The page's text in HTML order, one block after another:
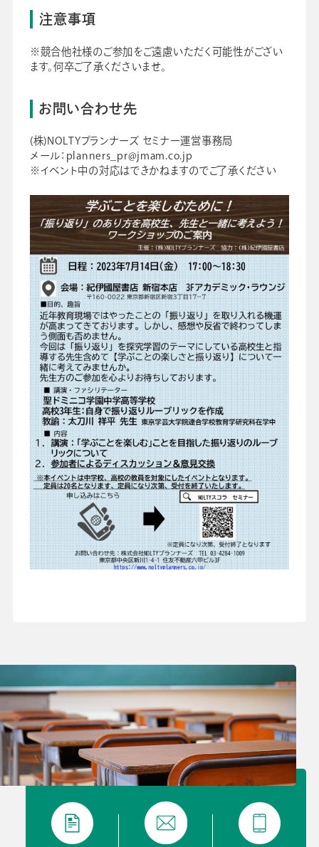
注意事項
※競合他社様のご参加をご遠慮いただく可能性がござい
ます。何卒ご了承くださいませ。
お問い合わせ先
(株)NOLTYプランナーズ セミナー運営事務局
メール：planners_pr@jmam.co.jp
※イベント中の対応はできかねますのでご了承ください